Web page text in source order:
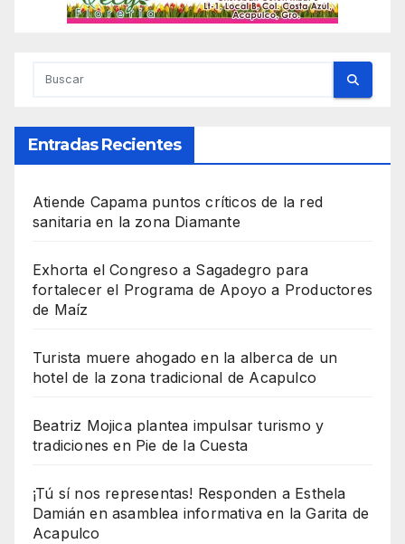
Entradas Recientes
Atiende Capama puntos críticos de la red
sanitaria en la zona Diamante
Exhorta el Congreso a Sagadegro para
fortalecer el Programa de Apoyo a Productores
de Maíz
Turista muere ahogado en la alberca de un
hotel de la zona tradicional de Acapulco
Beatriz Mojica plantea impulsar turismo y
tradiciones en Pie de la Cuesta
¡Tú sí nos representas! Responden a Esthela
Damián en asamblea informativa en la Garita de
Acapulco